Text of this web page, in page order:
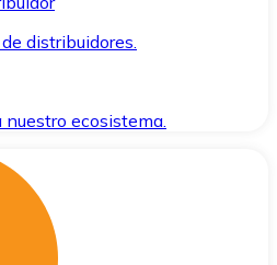
distribuidores.
ecosistema.